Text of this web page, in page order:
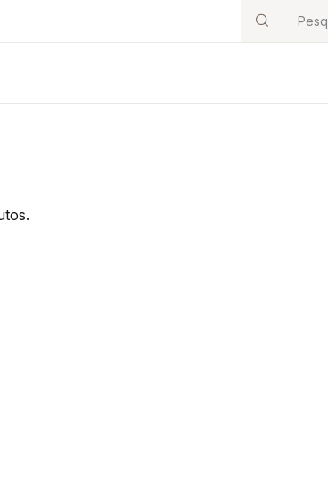
Search